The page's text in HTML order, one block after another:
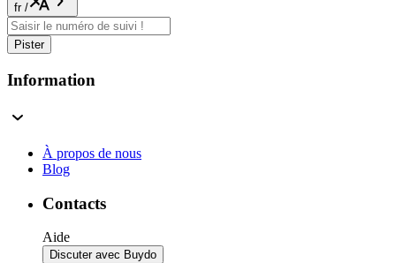
fr /
Pister
Information
À propos de nous
Blog
Contacts
Aide
Discuter avec Buydo